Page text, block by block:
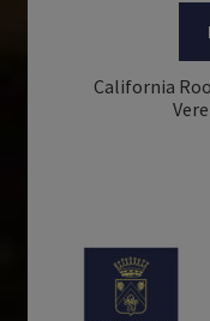
California